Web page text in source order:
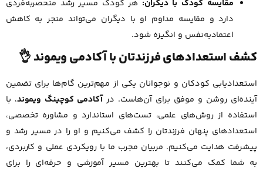
مقایسه کودک با دیگران: هر کودک مسیر رشد منحصر‌به‌فردی
دارد و مقایسه مداوم او با دیگران می‌تواند منجر به کاهش
اعتمادبه‌نفس و انگیزه شود.
کشف استعدادهای فرزندتان با آکادمی ویموند 👌
استعدادیابی کودکان و نوجوانان یکی از مهم‌ترین گام‌ها برای تضمین
آینده‌ای روشن و موفق برای آن‌هاست. درآکادمی کوچینگ ویموند، با
استفاده از روش‌های علمی، تست‌های استاندارد و مشاوره تخصصی،
استعدادهای پنهان فرزندتان را کشف می‌کنیم و او را در مسیر رشد و
پیشرفت هدایت می‌کنیم. مربیان مجرب ما با رویکردی عملی و کاربردی،
به شما کمک می‌کنند تا بهترین مسیر آموزشی و حرفه‌ای را برای